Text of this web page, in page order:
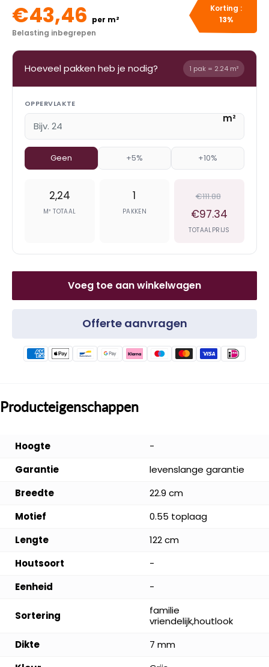
€43,46 per m²
Belasting inbegrepen
Korting :
13%
Hoeveel pakken heb je nodig? 1 pak = 2.24 m²
OPPERVLAKTE
m²
Geen +5% +10%
2,24
M² TOTAAL
1
PAKKEN
€111.88
€97.34
TOTAALPRIJS
Voeg toe aan winkelwagen
Offerte aanvragen
Producteigenschappen
Hoogte
-
Garantie
levenslange garantie
Breedte
22.9 cm
Motief
0.55 toplaag
Lengte
122 cm
Houtsoort
-
Eenheid
-
Sortering
familie
vriendelijk,houtlook
Dikte
7 mm